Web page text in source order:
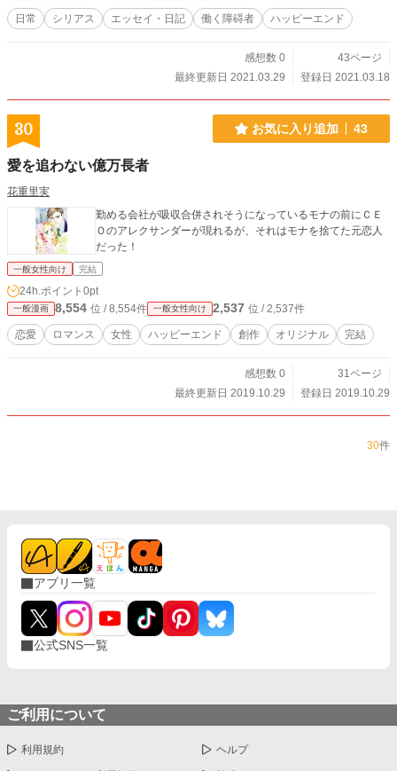
日常 シリアス エッセイ・日記 働く障碍者 ハッピーエンド
感想数 0
43ページ
最終更新日 2021.03.29
登録日 2021.03.18
30 お気に入り追加 43
愛を追わない億万長者
花重里実
勤める会社が吸収合併されそうになっているモナの前にＣＥ
Ｏのアレクサンダーが現れるが、それはモナを捨てた元恋人
だった！
一般女性向け 完結
24h.ポイント 0pt
一般漫画 8,554 位 / 8,554件 一般女性向け 2,537 位 / 2,537件
恋愛 ロマンス 女性 ハッピーエンド 創作 オリジナル 完結
感想数 0
31ページ
最終更新日 2019.10.29
登録日 2019.10.29
30件
アプリ一覧
公式SNS一覧
ご利用について
利用規約 ヘルプ